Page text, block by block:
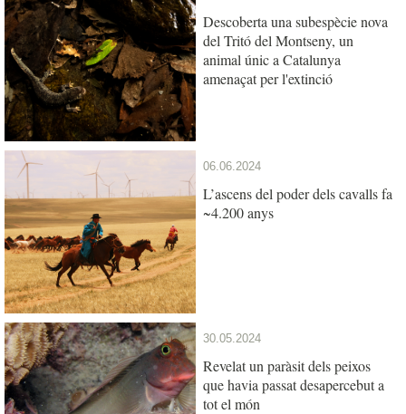
Descoberta una subespècie nova
del Tritó del Montseny, un
animal únic a Catalunya
amenaçat per l'extinció
06.06.2024
L’ascens del poder dels cavalls fa
~4.200 anys
30.05.2024
Revelat un paràsit dels peixos
que havia passat desapercebut a
tot el món